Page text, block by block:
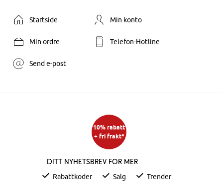
Startside Min konto
Min ordre Telefon-Hotline
Send e-post
10% rabatt
+ fri frakt*
Ditt nyhetsbrev for mer
Rabattkoder Salg Trender